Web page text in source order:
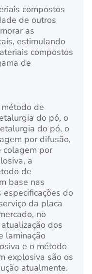
compostos
de outros
as
estimulando
compostos
de
de
do pó, o
do pó, o
por difusão,
colagem por
a
de
base nas
do
da placa
no
dos
laminação
e o método
explosiva são os
atualmente.